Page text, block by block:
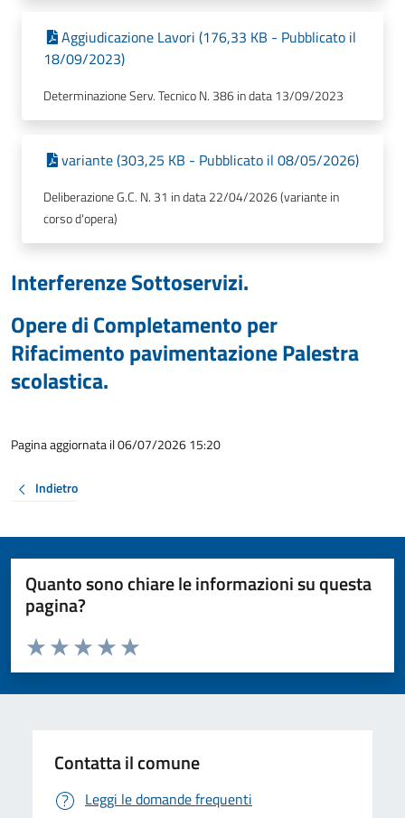
Aggiudicazione Lavori (176,33 KB - Pubblicato il
18/09/2023)
Determinazione Serv. Tecnico N. 386 in data 13/09/2023
variante (303,25 KB - Pubblicato il 08/05/2026)
Deliberazione G.C. N. 31 in data 22/04/2026 (variante in
corso d'opera)
Interferenze Sottoservizi.
Opere di Completamento per
Rifacimento pavimentazione Palestra
scolastica.
Pagina aggiornata il 06/07/2026 15:20
Indietro
Quanto sono chiare le informazioni su questa
pagina?
Valuta da 1 a 5 stelle la pagina
Valuta 5 stelle su 5
Valuta 4 stelle su 5
Valuta 3 stelle su 5
Valuta 2 stelle su 5
Valuta 1 stelle su 5
Contatta il comune
Leggi le domande frequenti